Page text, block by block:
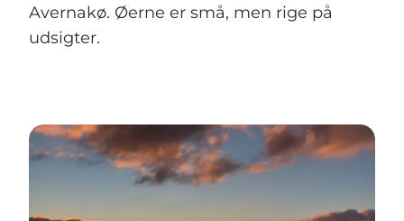
Avernakø. Øerne er små, men rige på
udsigter.